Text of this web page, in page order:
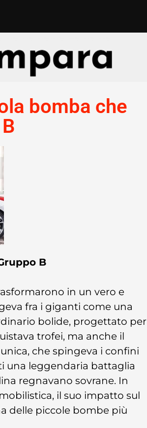
bomba che
B
in un vero e
fra i giganti come una
bolide, progettato per
trofei, ma anche il
che spingeva i confini
una leggendaria battaglia
regnavano sovrane. In
il suo impatto sul
delle piccole bombe più